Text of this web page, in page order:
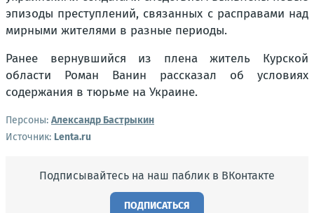
эпизоды преступлений, связанных с расправами над
мирными жителями в разные периоды.
Ранее вернувшийся из плена житель Курской
области Роман Ванин рассказал об условиях
содержания в тюрьме на Украине.
Персоны: Александр Бастрыкин
Источник: Lenta.ru
Подписывайтесь на наш паблик в ВКонтакте
ПОДПИСАТЬСЯ